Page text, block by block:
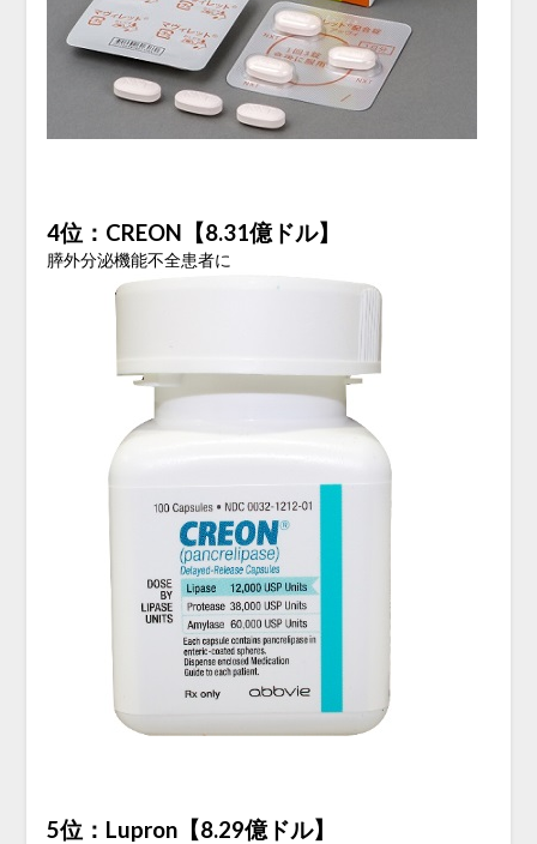
4位：CREON【8.31億ドル】
膵外分泌機能不全患者に
5位：Lupron【8.29億ドル】